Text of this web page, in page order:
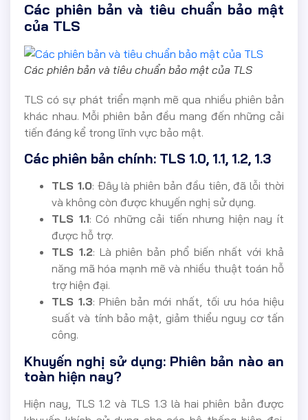
Các phiên bản và tiêu chuẩn bảo mật
của TLS
Các phiên bản và tiêu chuẩn bảo mật của TLS
TLS có sự phát triển mạnh mẽ qua nhiều phiên bản
khác nhau. Mỗi phiên bản đều mang đến những cải
tiến đáng kể trong lĩnh vực bảo mật.
Các phiên bản chính: TLS 1.0, 1.1, 1.2, 1.3
TLS 1.0: Đây là phiên bản đầu tiên, đã lỗi thời
và không còn được khuyến nghị sử dụng.
TLS 1.1: Có những cải tiến nhưng hiện nay ít
được hỗ trợ.
TLS 1.2: Là phiên bản phổ biến nhất với khả
năng mã hóa mạnh mẽ và nhiều thuật toán hỗ
trợ hiện đại.
TLS 1.3: Phiên bản mới nhất, tối ưu hóa hiệu
suất và tính bảo mật, giảm thiểu nguy cơ tấn
công.
Khuyến nghị sử dụng: Phiên bản nào an
toàn hiện nay?
Hiện nay, TLS 1.2 và TLS 1.3 là hai phiên bản được